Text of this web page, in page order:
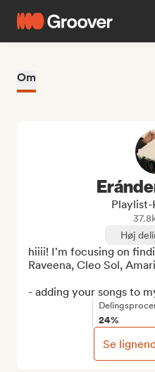
Om
Høj
hiiii! I'm focusing on
Raveena, Cleo Sol,
- adding your songs to
24%
Se